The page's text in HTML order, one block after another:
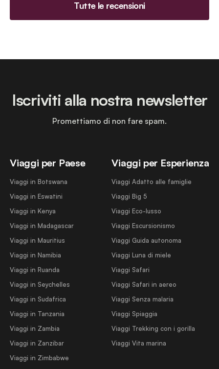
Tutte le recensioni
Viaggi per Paese
Viaggi in Botswana
Viaggi in Eswatini
Viaggi in Kenya
Viaggi in Madagascar
Viaggi in Mauritius
Viaggi in Namibia
Viaggi in Ruanda
Viaggi in Seychelles
Viaggi in Sudafrica
Viaggi in Tanzania
Viaggi in Zambia
Viaggi in Zanzibar
Viaggi in Zimbabwe
Viaggi per Esperienza
Viaggi Adatto alle famiglie
Viaggi Big 5
Viaggi Eco-lusso
Viaggi Escursionismo
Viaggi Guida autonoma
Viaggi Luna di miele
Viaggi Safari
Viaggi Safari in aereo
Viaggi Senza malaria
Viaggi Spiaggia
Viaggi Trekking con i gorilla
Viaggi Vita marina
Iscriviti alla nostra newsletter
Promettiamo di non fare spam.